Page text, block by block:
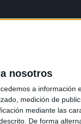
nosotros
a información
medición de
mediante las
De forma